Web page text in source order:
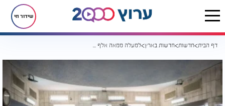
שידור חי
דף הבית חדשות חדשות בארץ למעלה ממאה אלף איש בהילולת הבבא סאלי: היערכות מיוחדת בצל המצב הביטחוני